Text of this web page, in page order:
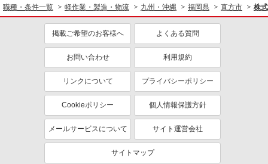
職種・条件一覧 軽作業・製造・物流 九州・沖縄 福岡県 直方市 株
掲載ご希望のお客様へ よくある質問
お問い合わせ 利用規約
リンクについて プライバシーポリシー
Cookieポリシー 個人情報保護方針
メールサービスについて サイト運営会社
サイトマップ